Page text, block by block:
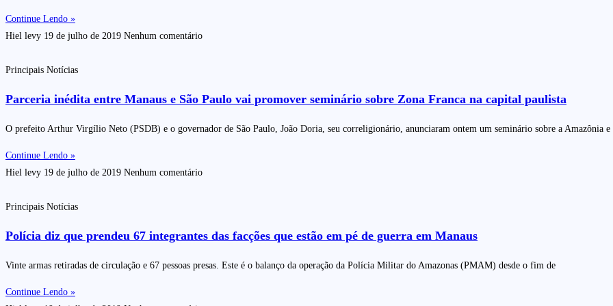
Continue Lendo »
Hiel levy 19 de julho de 2019 Nenhum comentário
Principais Notícias
Parceria inédita entre Manaus e São Paulo vai promover seminário sobre Zona Franca na capital paulista
O prefeito Arthur Virgílio Neto (PSDB) e o governador de São Paulo, João Doria, seu correligionário, anunciaram ontem um seminário sobre a Amazônia e
Continue Lendo »
Hiel levy 19 de julho de 2019 Nenhum comentário
Principais Notícias
Polícia diz que prendeu 67 integrantes das facções que estão em pé de guerra em Manaus
Vinte armas retiradas de circulação e 67 pessoas presas. Este é o balanço da operação da Polícia Militar do Amazonas (PMAM) desde o fim de
Continue Lendo »